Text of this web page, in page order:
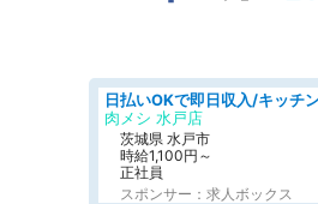
肉メシ 水戸店
茨城県 水戸市
時給1,100円～
正社員
スポンサー：求人ボックス